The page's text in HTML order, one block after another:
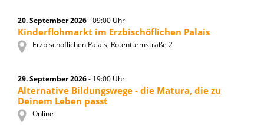
20. September 2026- 09:00 Uhr
Kinderflohmarkt im Erzbischöflichen Palais
Erzbischöflichen Palais, Rotenturmstraße 2
29. September 2026- 19:00 Uhr
Alternative Bildungswege - die Matura, die zu
Deinem Leben passt
Online